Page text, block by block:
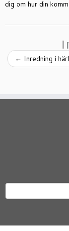
dig om hur din
← Inredning i
efter: